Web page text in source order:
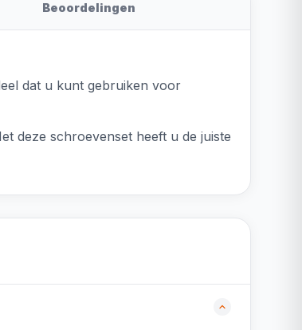
Beoordelingen
dat u kunt gebruiken voor
deze schroevenset heeft u de juiste